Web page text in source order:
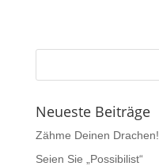
Neueste Beiträge
Zähme Deinen Drachen!
Seien Sie „Possibilist“